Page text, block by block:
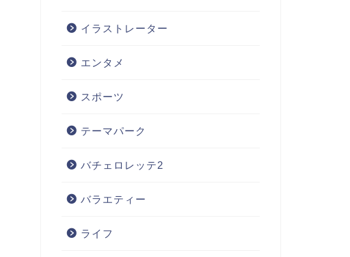
イラストレーター
エンタメ
スポーツ
テーマパーク
バチェロレッテ2
バラエティー
ライフ